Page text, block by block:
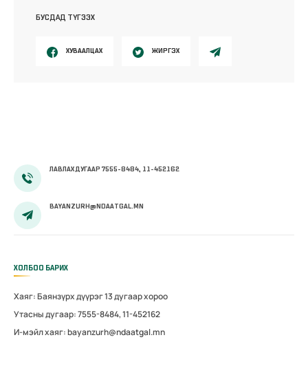
БУСДАД ТҮГЭЭХ
ХУВААЛЦАХ ЖИРГЭХ
ЛАВЛАХ ДУГААР 7555-8484, 11-452162
BAYANZURH@NDAATGAL.MN
ХОЛБОО БАРИХ
Хаяг: Баянзүрх дүүрэг 13 дугаар хороо
Утасны дугаар: 7555-8484, 11-452162
И-мэйл хаяг: bayanzurh@ndaatgal.mn